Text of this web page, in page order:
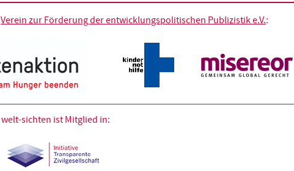
Verein zur Förderung der entwicklungspolitischen Publizistik e.V.:
welt-sichten ist Mitglied in: